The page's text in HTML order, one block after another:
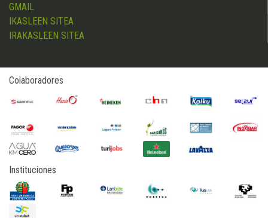
GMAIL
IKASLEEN SITEA
IRAKASLEEN SITEA
Colaboradores
Instituciones